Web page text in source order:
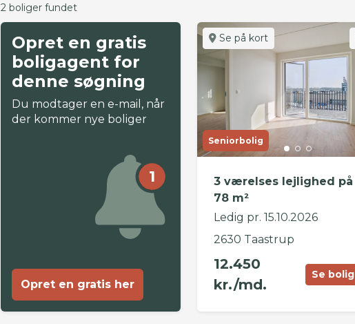
2 boliger fundet
Opret en gratis
boligagent for
denne søgning
Du modtager en e-mail, når
der kommer nye boliger
1
Opret en gratis her
Se på kort
Seniorbolig
3 værelses lejlighed på
78 m²
Ledig pr. 15.10.2026
2630 Taastrup
12.450
kr./md.
Se bolig